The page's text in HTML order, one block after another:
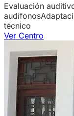
Evaluación
audífonos
técnico
Ver Centro